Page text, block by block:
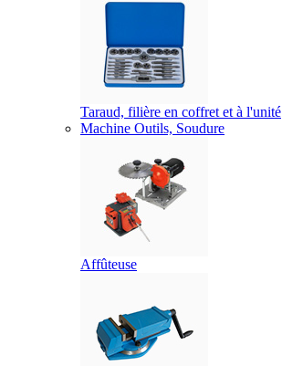
Taraud, filière en coffret et à l'unité
Machine Outils, Soudure
Affûteuse